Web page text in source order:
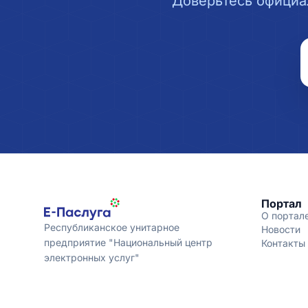
Республиканское унитарное
предприятие "Национальный центр
электронных услуг"
Портал
О
Новости
Контакты